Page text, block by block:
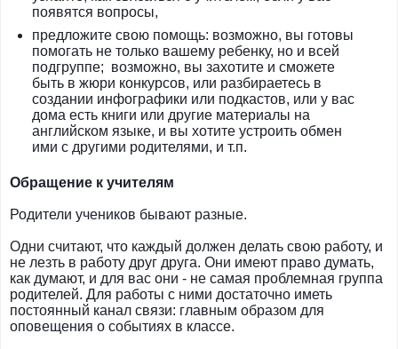
появятся вопросы,
предложите свою помощь: возможно, вы готовы
помогать не только вашему ребенку, но и всей
подгруппе; возможно, вы захотите и сможете
быть в жюри конкурсов, или разбираетесь в
создании инфографики или подкастов, или у вас
дома есть книги или другие материалы на
английском языке, и вы хотите устроить обмен
ими с другими родителями, и т.п.
Обращение к учителям
Родители учеников бывают разные.
Одни считают, что каждый должен делать свою работу, и
не лезть в работу друг друга. Они имеют право думать,
как думают, и для вас они - не самая проблемная группа
родителей. Для работы с ними достаточно иметь
постоянный канал связи: главным образом для
оповещения о событиях в классе.